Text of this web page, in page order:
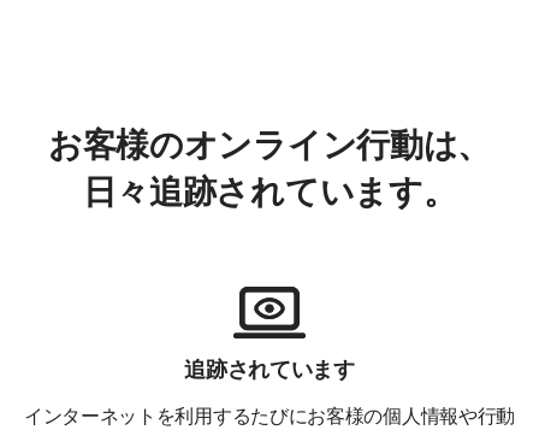
お客様のオンライン行動は、
日々追跡されています。
追跡されています
インターネットを利用するたびにお客様の個人情報や行動